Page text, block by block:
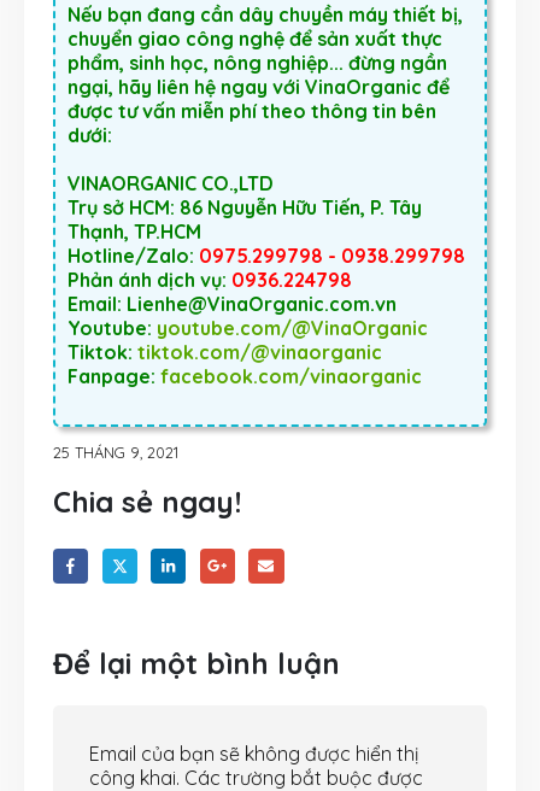
Nếu bạn đang cần dây chuyền máy thiết bị,
chuyển giao công nghệ để sản xuất thực
phẩm, sinh học, nông nghiệp... đừng ngần
ngại, hãy liên hệ ngay với VinaOrganic để
được tư vấn miễn phí theo thông tin bên
dưới:
VINAORGANIC CO.,LTD
Trụ sở HCM: 86 Nguyễn Hữu Tiến, P. Tây
Thạnh, TP.HCM
Hotline/Zalo: 0975.299798 - 0938.299798
Phản ánh dịch vụ: 0936.224798
Email: Lienhe@VinaOrganic.com.vn
Youtube: youtube.com/@VinaOrganic
Tiktok: tiktok.com/@vinaorganic
Fanpage: facebook.com/vinaorganic
25 THÁNG 9, 2021
Chia sẻ ngay!
Để lại một bình luận
Email của bạn sẽ không được hiển thị
công khai. Các trường bắt buộc được